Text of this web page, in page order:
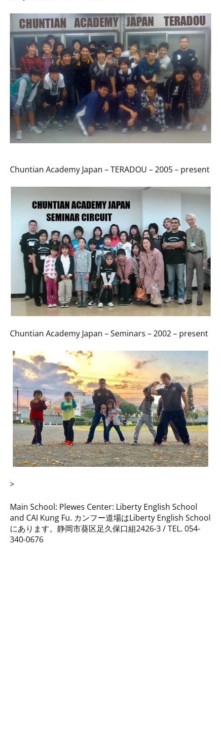
Chuntian Academy Japan – TERADOU – 2005 – present
Chuntian Academy Japan – Seminars – 2002 – present
>
Main School: Plewes Center: Liberty English School
and CAI Kung Fu. カンフー道場はLiberty English School
にあります。静岡市葵区足久保口組2426-3 / TEL. 054-
340-0676